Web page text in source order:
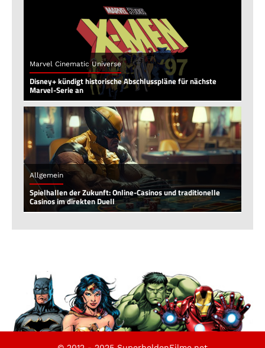
Marvel Cinematic Universe
Disney+ kündigt historische Abschlusspläne für nächste
Marvel-Serie an
Allgemein
Spielhallen der Zukunft: Online-Casinos und traditionelle
Casinos im direkten Duell